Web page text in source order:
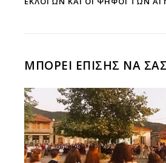
ΜΠΟΡΕΊ ΕΠΊΣΗΣ ΝΑ